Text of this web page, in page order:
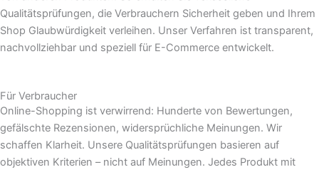
Qualitätsprüfungen, die Verbrauchern Sicherheit geben und Ihrem
Shop Glaubwürdigkeit verleihen. Unser Verfahren ist transparent,
nachvollziehbar und speziell für E-Commerce entwickelt.
Für Verbraucher
Online-Shopping ist verwirrend: Hunderte von Bewertungen,
gefälschte Rezensionen, widersprüchliche Meinungen. Wir
schaffen Klarheit. Unsere Qualitätsprüfungen basieren auf
objektiven Kriterien – nicht auf Meinungen. Jedes Produkt mit